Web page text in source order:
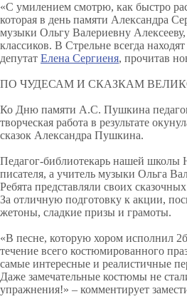
«С умилением смотрю, как быстро
которая в день памяти Александра
музыки Ольгу Валериевну
классиков. В Стрельне всегда
депутат Елена Сергиеня, прочитав
ПО ЧУДЕСАМ И СКАЗКАМ
Ко Дню памяти А.С. Пушкина
творческая работа в результате
сказок Александра Пушкина.
Педагог-библиотекарь нашей школы
писателя, а учитель музыки Ольга
Ребята представляли своих
За отличную подготовку к акции,
жетоны, сладкие призы и грамоты.
«В песне, которую хором исполнил
течение всего костюмированного
самые интересные и реалистичные
Даже замечательные костюмы не
упражнения!» – комментирует